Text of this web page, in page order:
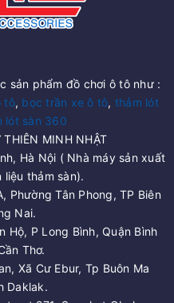
sản phẩm đồ chơi ô tô như :
tô, bọc trần xe ô tô, thảm lót
lót sàn 360
MINH NHẬT
Hà Nội ( Nhà máy sản xuất
thảm sàn).
Phường Tân Phong, TP Biên
Nai.
Hộ, P Long Bình, Quận Bình
Thơ.
Xã Cư Ebur, Tp Buôn Ma
Daklak.